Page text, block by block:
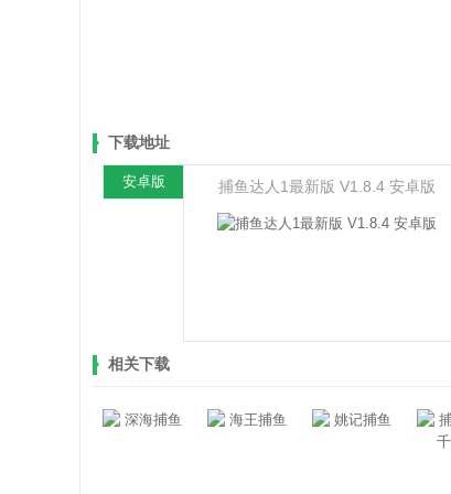
下载地址
安卓版 捕鱼达人1最新版 V1.8.4 安卓版
相关下载